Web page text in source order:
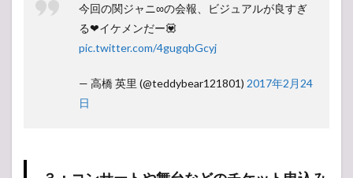
今回の関ジャニ∞の会報、ビジュアルが良すぎ
る❤イケメンだー💟
pic.twitter.com/4gugqbGcyj
— 高橋 英里 (@teddybear121801) 2017年2月24
日